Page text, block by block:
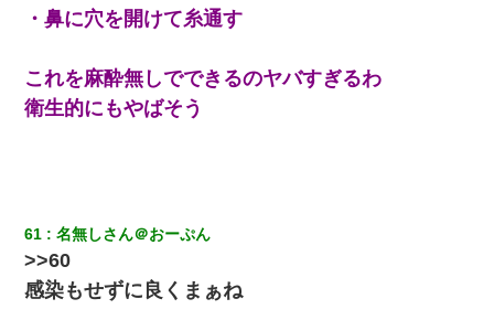
・鼻に穴を開けて糸通す
これを麻酔無しでできるのヤバすぎるわ
衛生的にもやばそう
61 名無しさん＠おーぷん
>>60
感染もせずに良くまぁね